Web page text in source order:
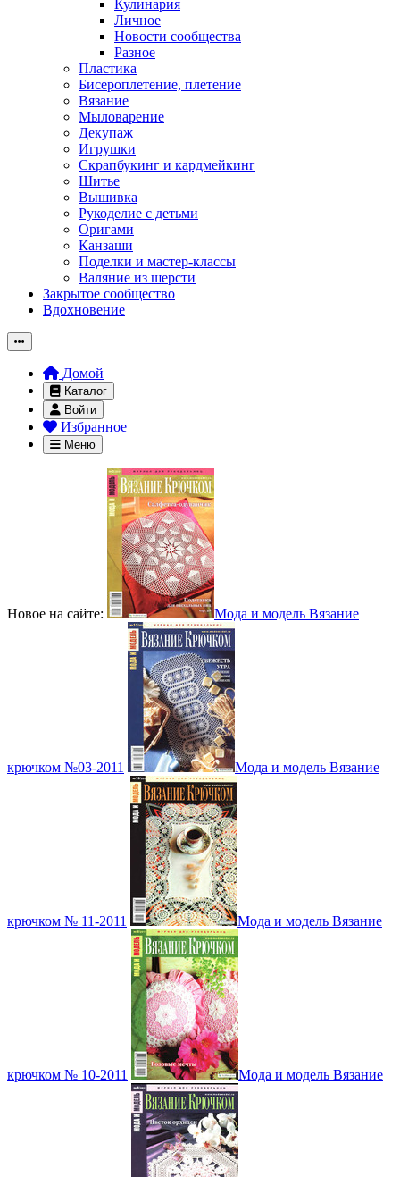
Кулинария
Личное
Новости сообщества
Разное
Пластика
Бисероплетение, плетение
Вязание
Мыловарение
Декупаж
Игрушки
Скрапбукинг и кардмейкинг
Шитье
Вышивка
Рукоделие с детьми
Оригами
Канзаши
Поделки и мастер-классы
Валяние из шерсти
Закрытое сообщество
Вдохновение
Домой
Каталог
Войти
Избранное
Меню
Новое на сайте: Мода и модель Вязание
крючком №03-2011 Мода и модель Вязание
крючком № 11-2011 Мода и модель Вязание
крючком № 10-2011 Мода и модель Вязание